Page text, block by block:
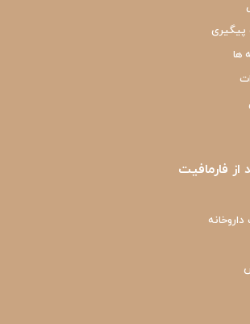
پیگیری
ها
از فارمافیت